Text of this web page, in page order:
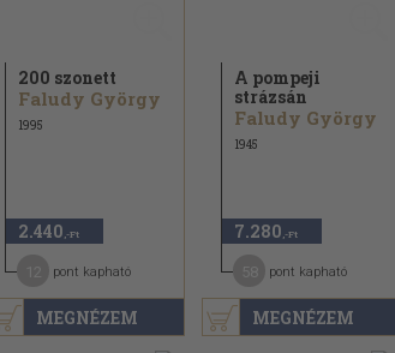
MEGNÉZEM
200 szonett
Faludy György
1995
2.440 ,-Ft
pont kapható
MEGNÉZEM
A pompeji
strázsán
Faludy György
1945
7.280 ,-Ft
pont kapható